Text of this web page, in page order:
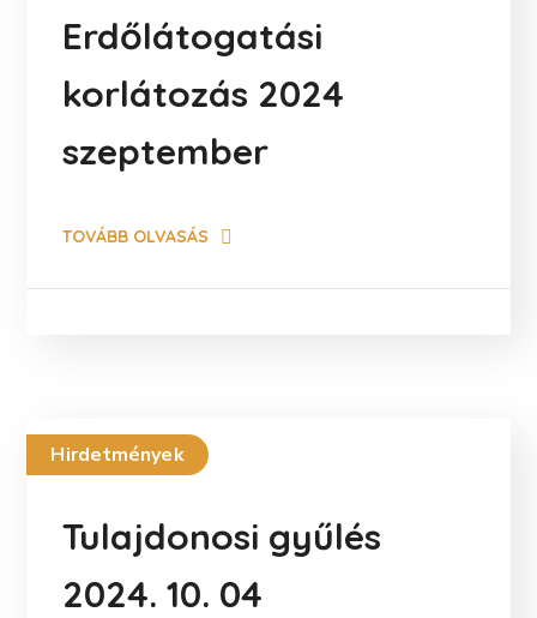
Erdőlátogatási
korlátozás 2024
szeptember
TOVÁBB OLVASÁS
Hirdetmények
Tulajdonosi gyűlés
2024. 10. 04